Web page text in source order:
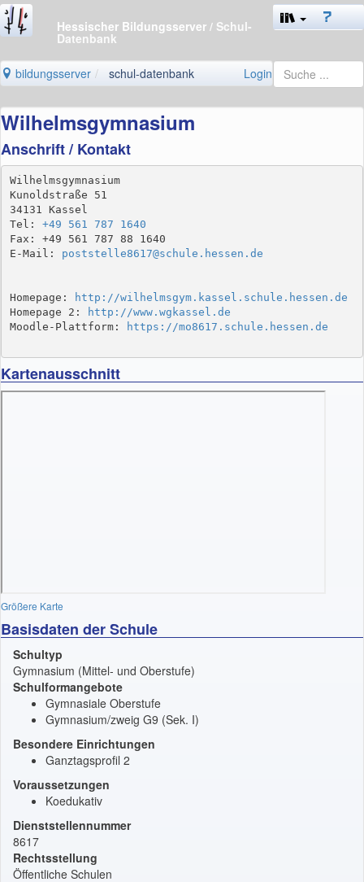
Hessischer Bildungsserver / Schul-
Datenbank
bildungsserver schul-datenbank Login
Wilhelmsgymnasium
Anschrift / Kontakt
Wilhelmsgymnasium
Kunoldstraße 51
34131 Kassel
Tel: +49 561 787 1640
Fax: +49 561 787 88 1640
E-Mail: poststelle8617@schule.hessen.de
Homepage:
http://wilhelmsgym.kassel.schule.hessen.de
Homepage 2:
http://www.wgkassel.de
Moodle-Plattform:
https://mo8617.schule.hessen.de
Kartenausschnitt
Größere Karte
Basisdaten der Schule
Schultyp
Gymnasium (Mittel- und Oberstufe)
Schulformangebote
Gymnasiale Oberstufe
Gymnasium/zweig G9 (Sek. I)
Besondere Einrichtungen
Ganztagsprofil 2
Voraussetzungen
Koedukativ
Dienststellennummer
8617
Rechtsstellung
Öffentliche Schulen